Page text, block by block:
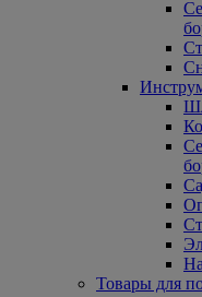
Товары для